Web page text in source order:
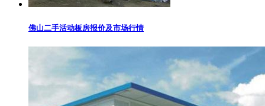
佛山二手活动板房报价及市场行情